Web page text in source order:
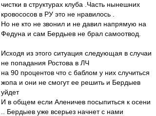
чистки в структурах клуба .Часть нынешних
кровососов в РУ это не нравилось .
Но не кто не звонил и не давил напрямую на
Федуна и сам Бердыев не брал самоотвод.
Исходя из этого ситуация следующая в случаи
не попадания Ростова в ЛЧ
на 90 процентов что с баблом у них случиться
жопа и они не смогут ее решить и Бердыев
уйдет
И в общем если Аленичев посыпиться к осени
.. Бердыев уже всерьез начнет с нами